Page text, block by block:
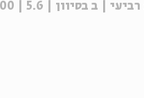
רביעי | ב בסיוון | 5.6 | 20:00